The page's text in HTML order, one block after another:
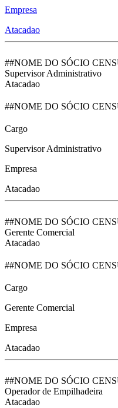
Empresa
Atacadao
##NOME DO SÓCIO
Supervisor Administrativo
Atacadao
##NOME DO SÓCIO
Cargo
Supervisor Administrativo
Empresa
Atacadao
##NOME DO SÓCIO
Gerente Comercial
Atacadao
##NOME DO SÓCIO
Cargo
Gerente Comercial
Empresa
Atacadao
##NOME DO SÓCIO
Operador de Empilhadeira
Atacadao